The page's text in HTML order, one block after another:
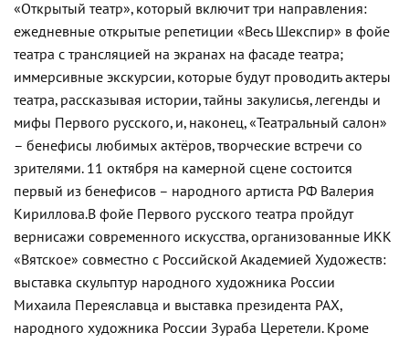
«Открытый театр», который включит три направления:
ежедневные открытые репетиции «Весь Шекспир» в фойе
театра с трансляцией на экранах на фасаде театра;
иммерсивные экскурсии, которые будут проводить актеры
театра, рассказывая истории, тайны закулисья, легенды и
мифы Первого русского, и, наконец, «Театральный салон»
– бенефисы любимых актёров, творческие встречи со
зрителями. 11 октября на камерной сцене состоится
первый из бенефисов – народного артиста РФ Валерия
Кириллова.В фойе Первого русского театра пройдут
вернисажи современного искусства, организованные ИКК
«Вятское» совместно с Российской Академией Художеств:
выставка скульптур народного художника России
Михаила Переяславца и выставка президента РАХ,
народного художника России Зураба Церетели. Кроме